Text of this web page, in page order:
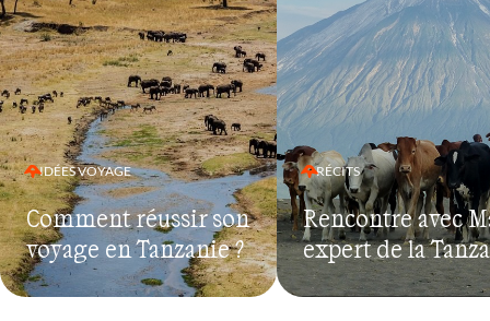
PRIME, LES
NOCTURNES
ALENTOUR
IDÉES VOYAGE
Comment réussir son
voyage en Tanzanie ?
RÉCITS
Rencontre avec
expert de la